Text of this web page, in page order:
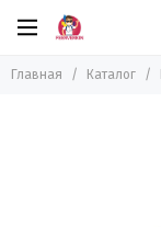
Главная Каталог